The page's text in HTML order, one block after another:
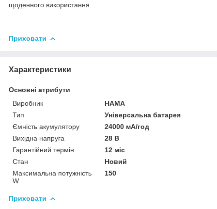
щоденного використання.
Приховати
Характеристики
Основні атрибути
Виробник
HAMA
Тип
Універсальна батарея
Ємність акумулятору
24000 мА/год
Вихідна напруга
28 В
Гарантійний термін
12 міс
Стан
Новий
Максимальна потужність
W
150
Приховати